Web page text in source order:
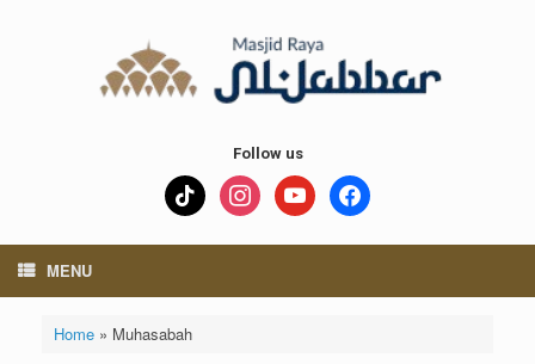
Follow us
tiktok instagramyoutube facebook
MENU
Home» Muhasabah